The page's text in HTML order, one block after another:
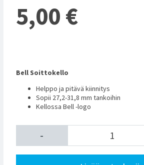
5,00 €
Bell Soittokello
Helppo ja pitävä kiinnitys
Sopii 27,2-31,8 mm tankoihin
Kellossa Bell -logo
-